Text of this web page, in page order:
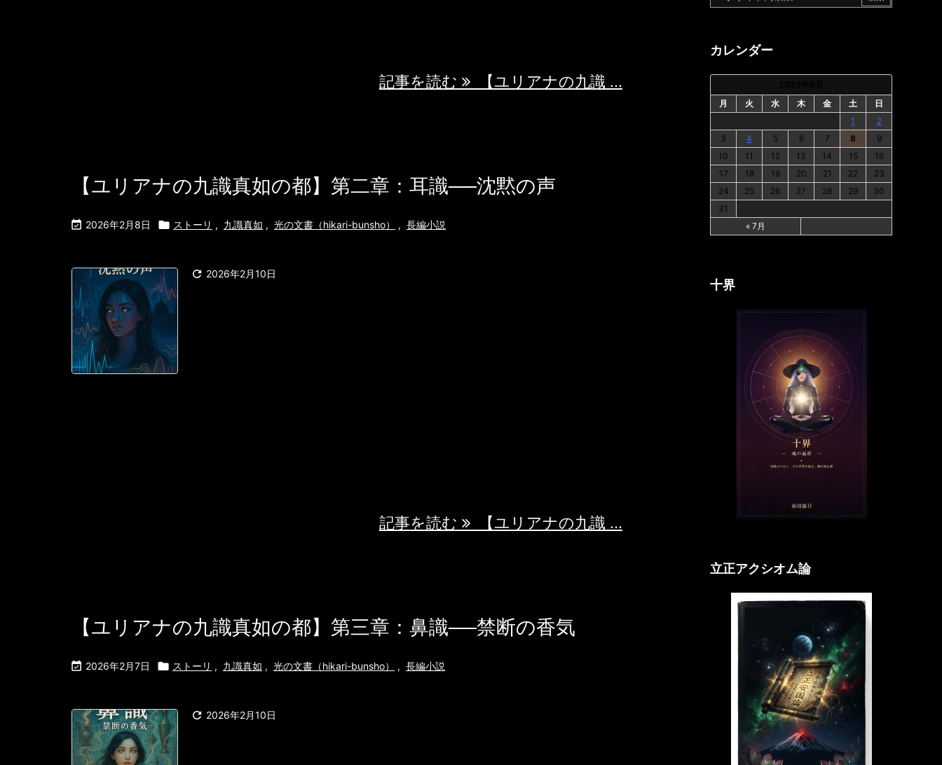
記事を読む
【ユリアナの九識 ...
【ユリアナの九識真如の都】第二章：耳識──沈黙の声
 2026年2月8日  ストーリ , 九識真如 , 光の文書（hikari-bunsho） , 長編小説
 2026年2月10日
記事を読む
【ユリアナの九識 ...
【ユリアナの九識真如の都】第三章：鼻識──禁断の香気
 2026年2月7日  ストーリ , 九識真如 , 光の文書（hikari-bunsho） , 長編小説
 2026年2月10日
カレンダー
月
火 水 木 金 土
日
1
2
3
4 5 6 7 8
9
10
11 12 13 14 15
16
17
18 19 20 21 22
23
24
25 26 27 28 29
30
31
« 7月
十界
立正アクシオム論